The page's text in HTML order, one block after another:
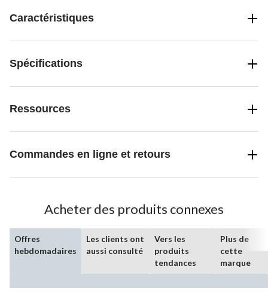
Caractéristiques
Spécifications
Ressources
Commandes en ligne et retours
Acheter des produits connexes
Offres
hebdomadaires
Les clients ont
aussi consulté
Vers les
produits
tendances
Plus de
cette
marque